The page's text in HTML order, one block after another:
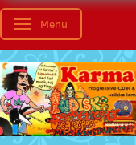
Skifte navigation
Menu